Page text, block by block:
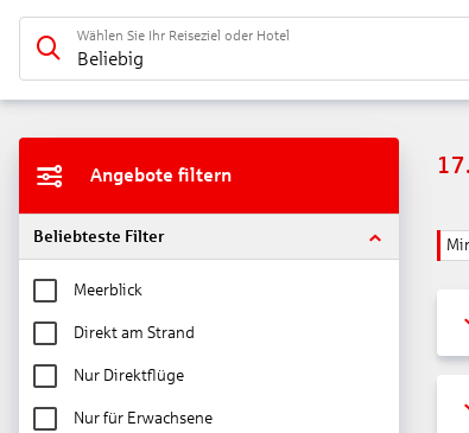
Wählen Sie Ihr Reiseziel oder Hotel
Beliebig
Angebote filtern
Beliebteste Filter
Meerblick
Direkt am Strand
Nur Direktflüge
Nur für Erwachsene